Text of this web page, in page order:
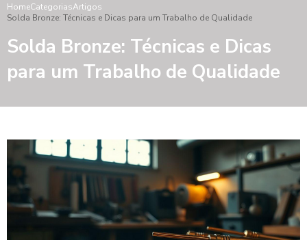
HomeCategoriasArtigos
Solda Bronze: Técnicas e Dicas para um Trabalho de Qualidade
Solda Bronze: Técnicas e Dicas
para um Trabalho de Qualidade